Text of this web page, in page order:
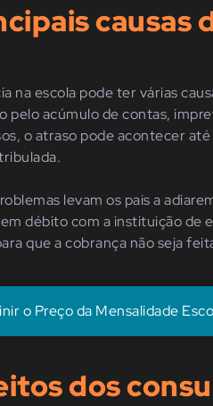
causas
na escola pode ter várias
pelo acúmulo de contas,
o atraso pode acontecer
levam os pais a
débito com a instituição
que a cobrança não seja
o Preço da Mensalidade
dos